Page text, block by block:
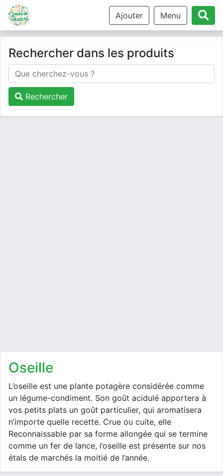
Ajouter Menu
Rechercher dans les produits
Rechercher
oseille
L’oseille est une plante potagère considérée comme
un légume-condiment. Son goût acidulé apportera à
vos petits plats un goût particulier, qui aromatisera
n’importe quelle recette. Crue ou cuite, elle
Reconnaissable par sa forme allongée qui se termine
comme un fer de lance, l’oseille est présente sur nos
étals de marchés la moitié de l’année.